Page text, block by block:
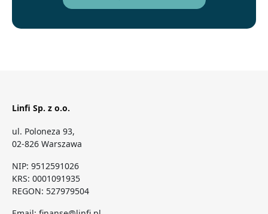
Linfi Sp. z o.o.
ul. Poloneza 93,
02-826 Warszawa
NIP: 9512591026
KRS: 0001091935
REGON: 527979504